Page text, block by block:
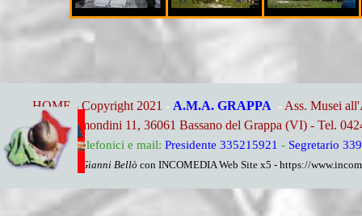
HOME - Copyright 2021 - A.M.A. GRAPPA - Ass. Musei
Via Remondini 11, 36061 Bassano del Grappa (VI) - Tel.
Riferimenti telefonici e mail: Presidente 335215921 - Segretario
By Gianni Bellò con INCOMEDIA Web Site x5 - https://
Torna ai contenuti